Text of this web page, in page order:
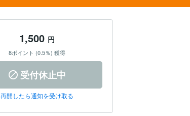
1,500 円
8ポイント (0.5％) 獲得
受付休止中
再開したら通知を受け取る